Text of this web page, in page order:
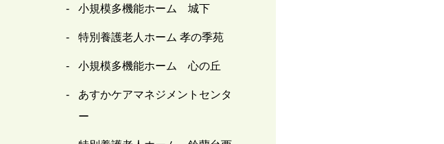
小規模多機能ホーム 城下
特別養護老人ホーム 孝の季苑
小規模多機能ホーム 心の丘
あすかケアマネジメントセンタ
ー